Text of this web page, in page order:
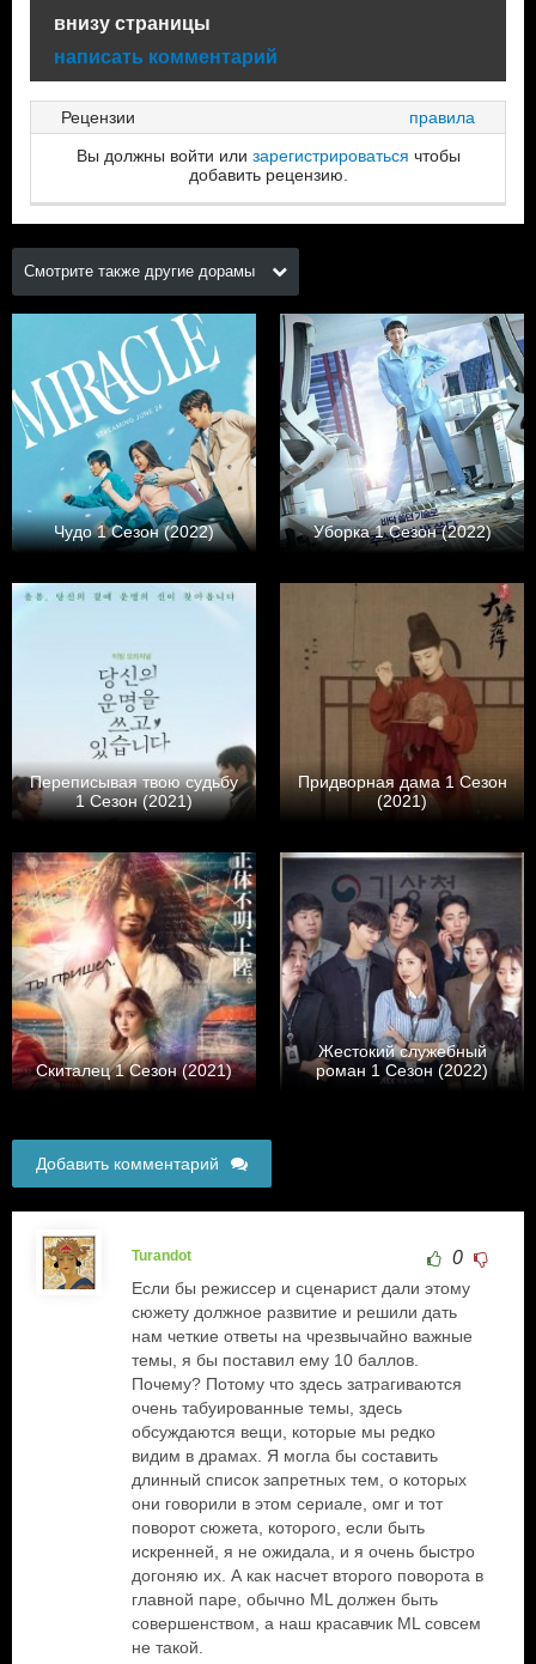
внизу страницы
написать комментарий
Рецензии
правила
Вы должны войти или зарегистрироваться чтобы
добавить рецензию.
Смотрите также другие дорамы
Чудо 1 Сезон (2022) Уборка 1 Сезон (2022)
Переписывая твою судьбу
1 Сезон (2021)
Придворная дама 1 Сезон
(2021)
Скиталец 1 Сезон (2021)
Жестокий служебный
роман 1 Сезон (2022)
Добавить комментарий
Turandot 0
Если бы режиссер и сценарист дали этому
сюжету должное развитие и решили дать
нам четкие ответы на чрезвычайно важные
темы, я бы поставил ему 10 баллов.
Почему? Потому что здесь затрагиваются
очень табуированные темы, здесь
обсуждаются вещи, которые мы редко
видим в драмах. Я могла бы составить
длинный список запретных тем, о которых
они говорили в этом сериале, омг и тот
поворот сюжета, которого, если быть
искренней, я не ожидала, и я очень быстро
догоняю их. А как насчет второго поворота в
главной паре, обычно ML должен быть
совершенством, а наш красавчик ML совсем
не такой.